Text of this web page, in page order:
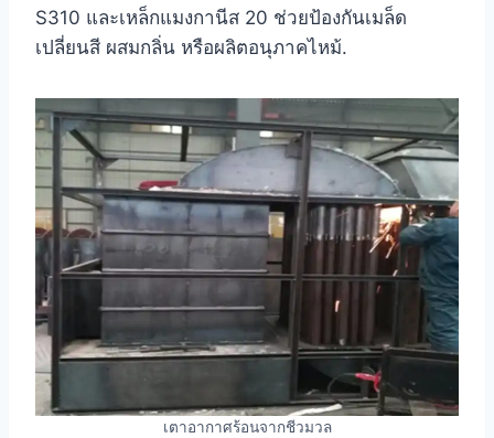
S310 และเหล็กแมงกานีส 20 ช่วยป้องกันเมล็ด
เปลี่ยนสี ผสมกลิ่น หรือผลิตอนุภาคไหม้.
เตาอากาศร้อนจากชีวมวล